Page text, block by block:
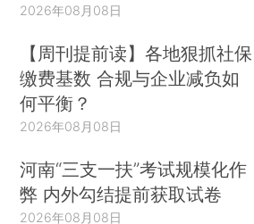
2026年08月08日
【周刊提前读】各地狠抓社保
缴费基数 合规与企业减负如
何平衡？
2026年08月08日
河南“三支一扶”考试规模化作
弊 内外勾结提前获取试卷
2026年08月08日